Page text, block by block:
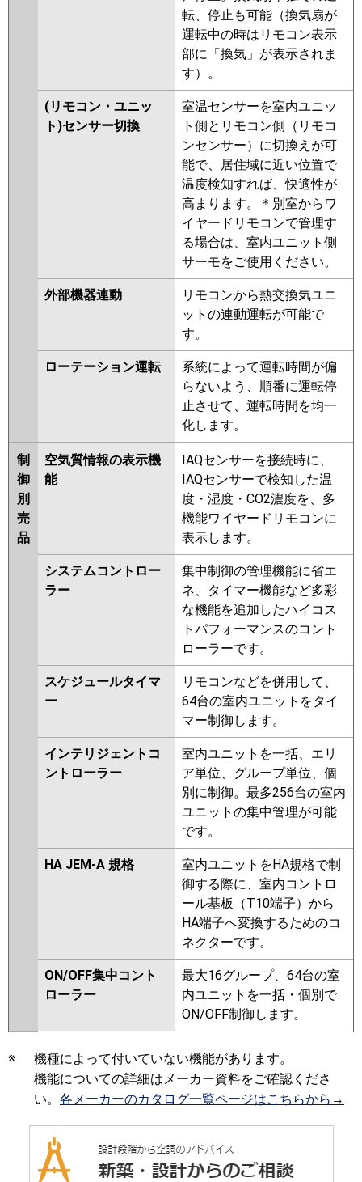
転、停止も可能（換気扇が
運転中の時はリモコン表示
部に「換気」が表示されま
す）。
(リモコン・ユニッ
ト)センサー切換
室温センサーを室内ユニッ
ト側とリモコン側（リモコ
ンセンサー）に切換えが可
能で、居住域に近い位置で
温度検知すれば、快適性が
高まります。＊別室からワ
イヤードリモコンで管理す
る場合は、室内ユニット側
サーモをご使用ください。
外部機器連動
リモコンから熱交換気ユニ
ットの連動運転が可能で
す。
ローテーション運転
系統によって運転時間が偏
らないよう、順番に運転停
止させて、運転時間を均一
化します。
制
御
別
売
品
空気質情報の表示機
能
IAQセンサーを接続時に、
IAQセンサーで検知した温
度・湿度・CO2濃度を、多
機能ワイヤードリモコンに
表示します。
システムコントロー
ラー
集中制御の管理機能に省エ
ネ、タイマー機能など多彩
な機能を追加したハイコス
トパフォーマンスのコント
ローラーです。
スケジュールタイマ
ー
リモコンなどを併用して、
64台の室内ユニットをタイ
マー制御します。
インテリジェントコ
ントローラー
室内ユニットを一括、エリ
ア単位、グループ単位、個
別に制御。最多256台の室内
ユニットの集中管理が可能
です。
HA JEM-A 規格
室内ユニットをHA規格で制
御する際に、室内コントロ
ール基板（T10端子）から
HA端子へ変換するためのコ
ネクターです。
ON/OFF集中コント
ローラー
最大16グループ、64台の室
内ユニットを一括・個別で
ON/OFF制御します。
※
機種によって付いていない機能があります。
機能についての詳細はメーカー資料をご確認くださ
い。 各メーカーのカタログ一覧ページはこちらから→